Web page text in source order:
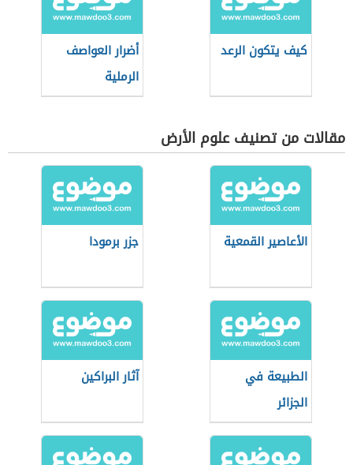
كيف يتكون الرعد
أضرار العواصف
الرملية
مقالات من تصنيف علوم الأرض
الأعاصير القمعية جزر برمودا
الطبيعة في
الجزائر
آثار البراكين